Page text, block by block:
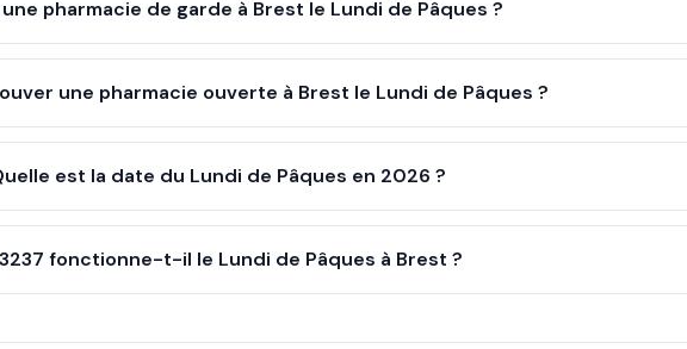
pharmacie de garde à Brest le Lundi de Pâques ?
une pharmacie ouverte à Brest le Lundi de Pâques ?
est la date du Lundi de Pâques en 2026 ?
fonctionne-t-il le Lundi de Pâques à Brest ?